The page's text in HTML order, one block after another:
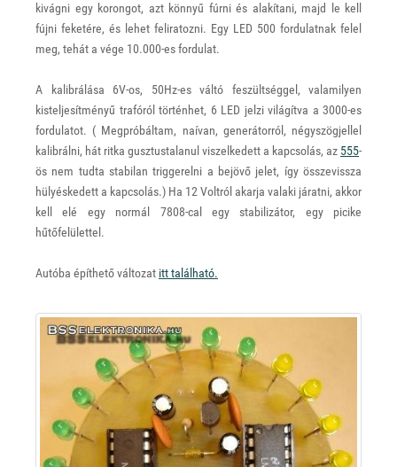
kivágni egy korongot, azt könnyű fúrni és alakítani, majd le kell
fújni feketére, és lehet feliratozni. Egy LED 500 fordulatnak felel
meg, tehát a vége 10.000-es fordulat.
A kalibrálása 6V-os, 50Hz-es váltó feszültséggel, valamilyen
kisteljesítményű trafóról történhet, 6 LED jelzi világítva a 3000-es
fordulatot. ( Megpróbáltam, naívan, generátorról, négyszögjellel
kalibrálni, hát ritka gusztustalanul viszelkedett a kapcsolás, az 555-
ös nem tudta stabilan triggerelni a bejövő jelet, így összevissza
hülyéskedett a kapcsolás.) Ha 12 Voltról akarja valaki járatni, akkor
kell elé egy normál 7808-cal egy stabilizátor, egy picike
hűtőfelülettel.
Autóba építhető változat itt található.